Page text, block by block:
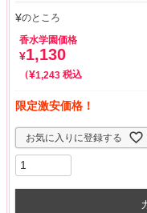
¥のところ
香水学園価格
¥1,130
¥1,243 税込
限定激安価格！
お気に入りに登録する